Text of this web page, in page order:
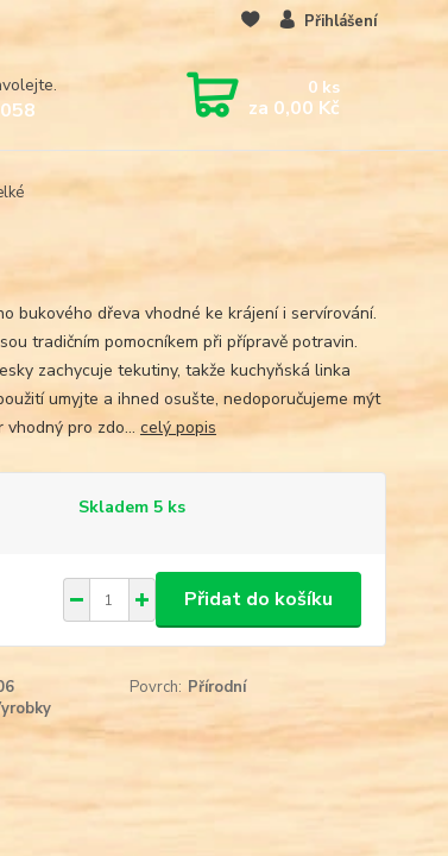
Přihlášení
0 ks
za 0,00 Kč
bukového dřeva vhodné ke krájení i servírování.
tradičním pomocníkem při přípravě potravin.
zachycuje tekutiny, takže kuchyňská linka
umyjte a ihned osušte, nedoporučujeme mýt
vhodný pro zdo... celý popis
Skladem 5 ks
Přidat do košíku
Povrch: Přírodní